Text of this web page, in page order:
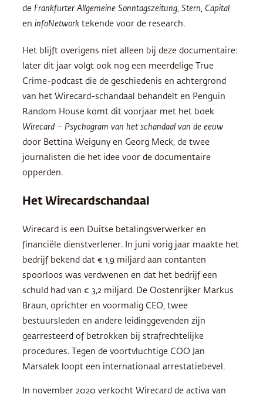
de Frankfurter Allgemeine Sonntagszeitung Stern
Capital
en infoNetwork tekende voor de research.
Het blijft overigens niet alleen bij deze documentaire:
later dit jaar volgt ook nog een meerdelige True
Crime-podcast die de geschiedenis en achtergrond
van het Wirecard-schandaal behandelt en Penguin
Random House komt dit voorjaar met het boek
Wirecard – Psychogram van het schandaal van de eeuw
door Bettina Weiguny en Georg Meck, de twee
journalisten die het idee voor de documentaire
opperden.
Het Wirecardschandaal
Wirecard is een Duitse betalingsverwerker en
financiële dienstverlener. In juni vorig jaar maakte het
bedrijf bekend dat € 1,9 miljard aan contanten
spoorloos was verdwenen en dat het bedrijf een
schuld had van € 3,2 miljard. De Oostenrijker Markus
Braun, oprichter en voormalig CEO, twee
bestuursleden en andere leidinggevenden zijn
gearresteerd of betrokken bij strafrechtelijke
procedures. Tegen de voortvluchtige COO Jan
Marsalek loopt een internationaal arrestatiebevel.
In november 2020 verkocht Wirecard de activa van